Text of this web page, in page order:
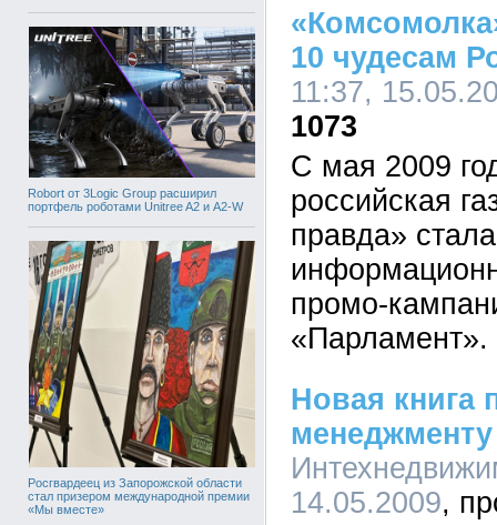
Robort от 3Logic Group расширил
портфель роботами Unitree A2 и A2-W
Росгвардеец из Запорожской области
стал призером международной премии
«Мы вместе»
10 чудесам
11:37,
1073
С мая 2009
российская
правда»
промо-
«Парламент».
Новая книга
менеджменту
14.05.2009